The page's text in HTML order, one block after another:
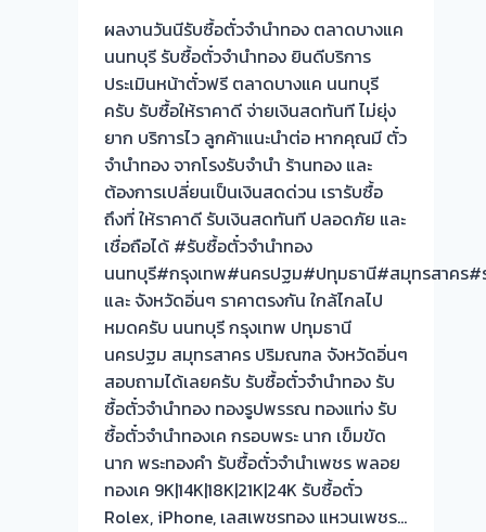
ไถ่ถอน
ไม่
ต้อง
รอ
รับ
ซื้อ
ตั๋ว
จำนำ
ทอง
ผลงานวันนีรับซื้อตั๋วจำนำทอง ตลาดบางแค
นนทบุรี รับซื้อตั๋วจำนำทอง ยินดีบริการ
ประเมินหน้าตั๋วฟรี ตลาดบางแค นนทบุรี
ครับ รับซื้อให้ราคาดี จ่ายเงินสดทันที ไม่ยุ่ง
ยาก บริการไว ลูกค้าแนะนำต่อ หากคุณมี ตั๋ว
จำนำทอง จากโรงรับจำนำ ร้านทอง และ
ต้องการเปลี่ยนเป็นเงินสดด่วน เรารับซื้อ
ถึงที่ ให้ราคาดี รับเงินสดทันที ปลอดภัย และ
เชื่อถือได้ #รับซื้อตั๋วจำนำทอง
นนทบุรี#กรุงเทพ#นครปฐม#ปทุมธานี#สมุทรสาคร#
และ จังหวัดอิ่นๆ ราคาตรงกัน ใกล้ไกลไป
หมดครับ นนทบุรี กรุงเทพ ปทุมธานี
นครปฐม สมุทรสาคร ปริมณฑล จังหวัดอิ่นๆ
สอบถามได้เลยครับ รับซื้อตั๋วจำนำทอง รับ
ซื้อตั๋วจำนำทอง ทองรูปพรรณ ทองแท่ง รับ
ซื้อตั๋วจำนำทองเค กรอบพระ นาก เข็มขัด
นาก พระทองคำ รับซื้อตั๋วจำนำเพชร พลอย
ทองเค 9K|14K|18K|21K|24K รับซื้อตั๋ว
Rolex, iPhone, เลสเพชรทอง แหวนเพชร…